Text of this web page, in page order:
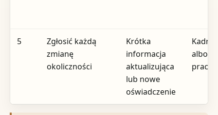
5
Zgłosić każdą
zmianę
okoliczności
Krótka
informacja
aktualizująca
lub nowe
oświadczenie
Kadry,
albo